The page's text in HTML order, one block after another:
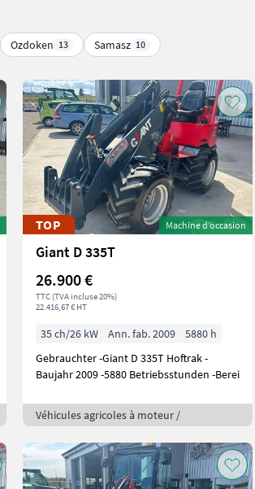
Ozdoken 13 Samasz 10
TOP Machine d’occasion
Giant D 335T
26.900 €
TTC (TVA incluse 20%)
22.416,67 € HT
35 ch/26 kW Ann. fab. 2009
5880 h
Gebrauchter -Giant D 335T Hoftrak -
Baujahr 2009 -5880 Betriebsstunden -Berei
Véhicules agricoles à moteur /